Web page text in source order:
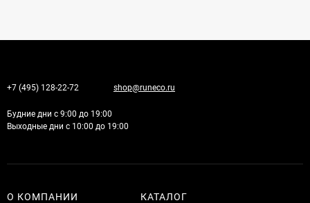
+7 (495) 128-22-72 shop@runeco.ru
Будние дни с 9:00 до 19:00
Выходные дни с 10:00 до 19:00
О КОМПАНИИ КАТАЛОГ